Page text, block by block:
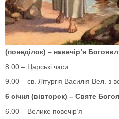
(понеділок) – навечір’я
8.00 – Царські часи
9.00 – св. Літургія Василія Вел. з
6 січня (вівторок) – Святе
6.00 – Велике повечір’я